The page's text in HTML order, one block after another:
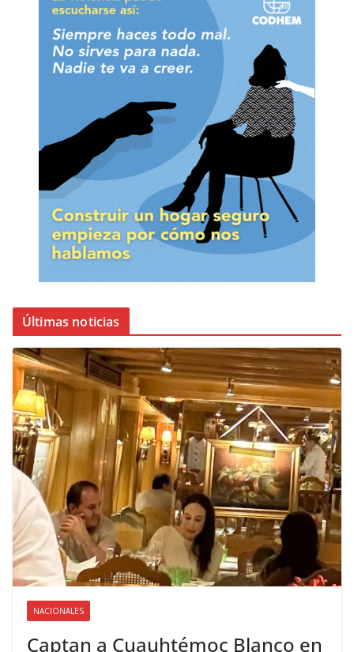
Últimas noticias
NACIONALES
Captan a Cuauhtémoc Blanco en